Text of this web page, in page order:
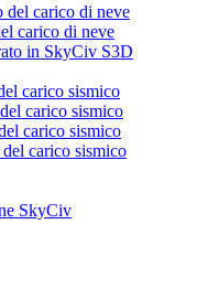
carico di neve
carico di neve
in SkyCiv S3D
carico sismico
carico sismico
carico sismico
carico sismico
SkyCiv